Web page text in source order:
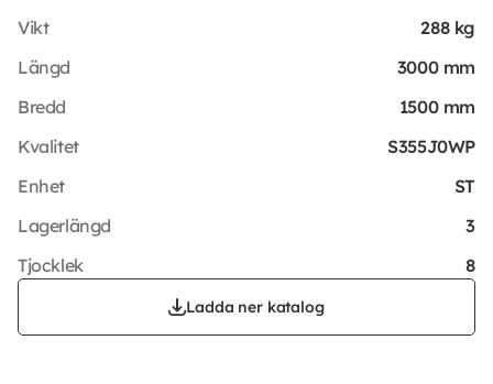
Vikt
288 kg
Längd
3000 mm
Bredd
1500 mm
Kvalitet
S355J0WP
Enhet
ST
Lagerlängd
3
Tjocklek
8
Ladda ner katalog